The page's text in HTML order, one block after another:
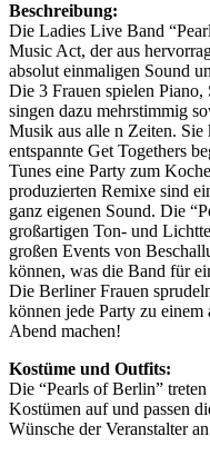
Beschreibung:
Die Ladies Live Band
Music Act, der aus
absolut einmaligen Sound
Die 3 Frauen spielen
singen dazu mehrstimmig
Musik aus alle n Zeiten.
entspannte Get Togethers
Tunes eine Party zum
produzierten Remixe sind
ganz eigenen Sound. Die
großartigen Ton- und
großen Events von
können, was die Band für
Die Berliner Frauen
können jede Party zu einem
Abend machen!
Kostüme und Outfits:
Die “Pearls of Berlin”
Kostümen auf und passen
Wünsche der Veranstalter